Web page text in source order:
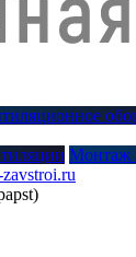
Монтаж